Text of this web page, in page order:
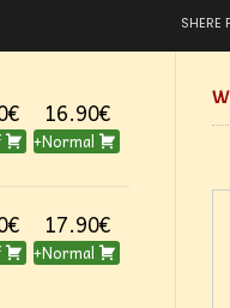
SHERE
16.90€
+Normal
17.90€
+Normal